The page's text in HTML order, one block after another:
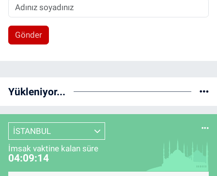
Gönder
Yükleniyor...
İSTANBUL
İmsak vaktine kalan süre
04:09:14